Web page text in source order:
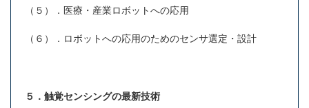
（５）．医療・産業ロボットへの応用
（６）．ロボットへの応用のためのセンサ選定・設計
５．触覚センシングの最新技術